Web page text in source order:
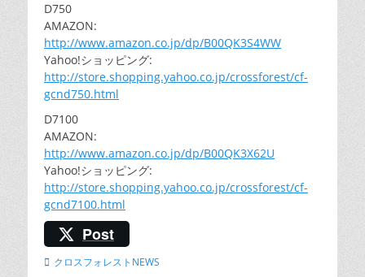
D750
AMAZON:
http://www.amazon.co.jp/dp/B00QK3S4WW
Yahoo!ショッピング:
http://store.shopping.yahoo.co.jp/crossforest/cf-
gcnd750.html
D7100
AMAZON:
http://www.amazon.co.jp/dp/B00QK3X62U
Yahoo!ショッピング:
http://store.shopping.yahoo.co.jp/crossforest/cf-
gcnd7100.html
Post
カ クロスフォレストNEWS